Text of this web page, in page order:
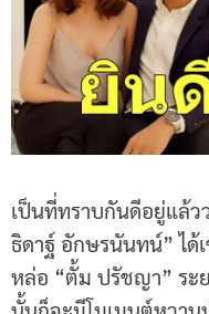
เป็นที่ทราบกันดีอยู่แล้ว
ธิดาฐ์ อักษรนันทน์” ได้
หล่อ “ตั้ม ปรัชญา” ระ